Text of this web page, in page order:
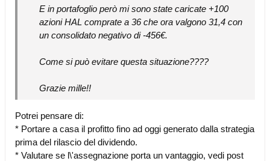
E in portafoglio però mi sono state caricate +100
azioni HAL comprate a 36 che ora valgono 31,4 con
un consolidato negativo di -456€.
Come si può evitare questa situazione????
Grazie mille!!
Potrei pensare di:
* Portare a casa il profitto fino ad oggi generato dalla strategia
prima del rilascio del dividendo.
* Valutare se l\'assegnazione porta un vantaggio, vedi post